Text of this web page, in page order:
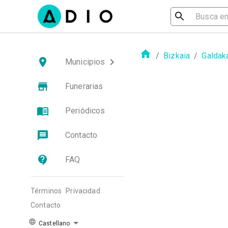
Municipios
Funerarias
Periódicos
Contacto
FAQ
Términos
Privacidad
Contacto
Castellano
/ Bizkaia /